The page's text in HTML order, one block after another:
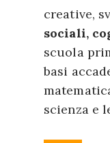
creative,
sociali,
scuola
basi
scienza e